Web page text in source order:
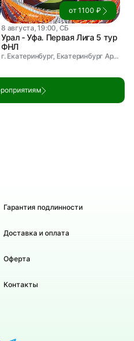
от 1100 ₽
8 августа, 19:00, СБ
Урал - Уфа. Первая Лига 5 тур
ФНЛ
г. Екатеринбург, Екатеринбург Арена
Гарантия подлинности
Доставка и оплата
Оферта
Контакты